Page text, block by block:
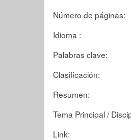
Número de páginas:
Idioma :
Palabras clave:
Clasificación:
Resumen:
Tema Principal /
Link: